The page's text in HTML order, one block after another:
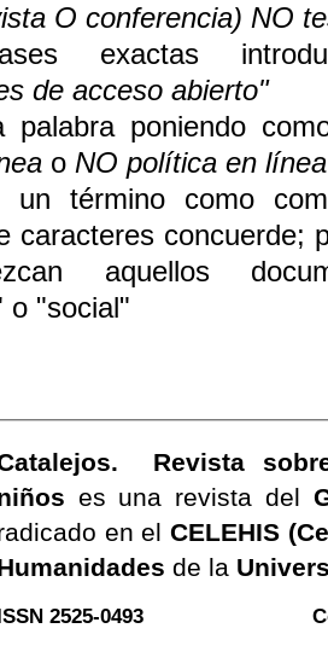
O conferencia) NO
exactas
de acceso abierto"
palabra poniendo
o NO política en línea
término como
caracteres concuerde;
aquellos
o "social"
Revista
es una revista del
en el CELEHIS
de la
2525-0493 C